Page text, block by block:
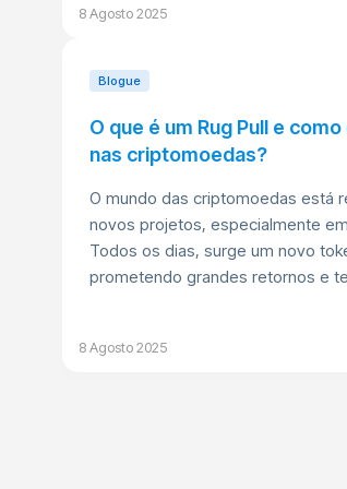
8 Agosto 2025
Blogue
O que é um Rug Pull e
nas criptomoedas?
O mundo das criptomoedas está
novos projetos, especialmente
Todos os dias, surge um novo
prometendo grandes retornos e
8 Agosto 2025